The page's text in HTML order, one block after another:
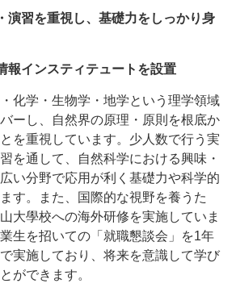
演習を重視し、基礎力をしっかり身
報インスティテュートを設置
化学・生物学・地学という理学領域
ーし、自然界の原理・原則を根底か
を重視しています。少人数で行う実
を通して、自然科学における興味・
い分野で応用が利く基礎力や科学的
す。また、国際的な視野を養うた
大學校への海外研修を実施していま
生を招いての「就職懇談会」を1年
実施しており、将来を意識して学び
ができます。